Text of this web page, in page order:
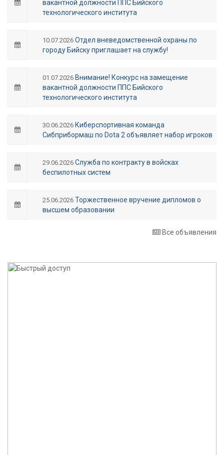
вакантной должности ППС Бийского
технологического института
10.07.2026 Отдел вневедомственной охраны по
городу Бийску приглашает на службу!
01.07.2026 Внимание! Конкурс на замещение
вакантной должности ППС Бийского
технологического института
30.06.2026 Киберспортивная команда
Сибприбормаш по Dota 2 объявляет набор игроков
29.06.2026 Служба по контракту в войсках
беспилотных систем
25.06.2026 Торжественное вручение дипломов о
высшем образовании
Все объявления